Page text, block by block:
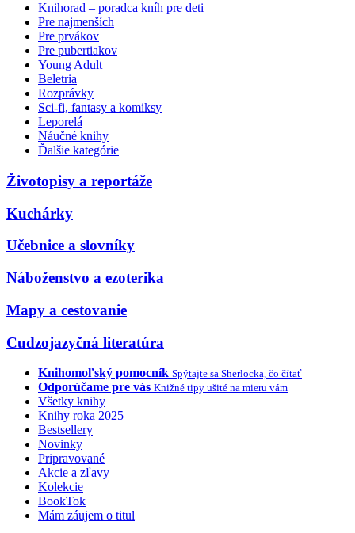
Knihorad – poradca kníh pre deti
Pre najmenších
Pre prvákov
Pre pubertiakov
Young Adult
Beletria
Rozprávky
Sci-fi, fantasy a komiksy
Leporelá
Náučné knihy
Ďalšie kategórie
Životopisy a reportáže
Kuchárky
Učebnice a slovníky
Náboženstvo a ezoterika
Mapy a cestovanie
Cudzojazyčná literatúra
Knihomoľský pomocník Spýtajte sa Sherlocka, čo čítať
Odporúčame pre vás Knižné tipy ušité na mieru vám
Všetky knihy
Knihy roka 2025
Bestsellery
Novinky
Pripravované
Akcie a zľavy
Kolekcie
BookTok
Mám záujem o titul